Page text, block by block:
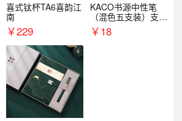
喜式钛杯TA6喜韵江
南
￥229
KACO书源中性笔
（混色五支装）支持
logo定制
￥18